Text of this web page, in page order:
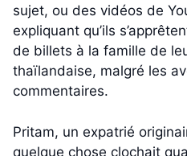
sujet, ou des vidéos de
expliquant qu’ils
de billets à la famille de
thaïlandaise, malgré les
commentaires.
Pritam, un expatrié
quelque chose clochait